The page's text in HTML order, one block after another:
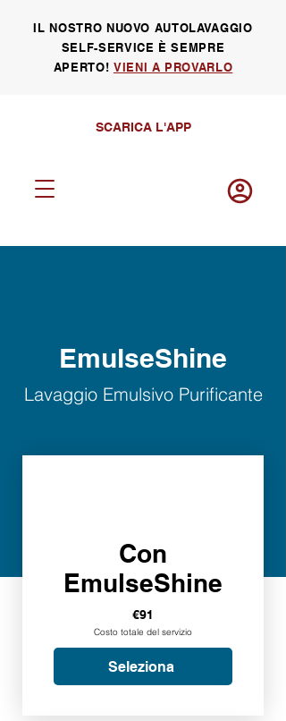
IL NOSTRO NUOVO AUTOLAVAGGIO
SELF-SERVICE È SEMPRE
APERTO! VIENI A PROVARLO
SCARICA L'APP
EmulseShine
Lavaggio Emulsivo Purificante
Con
EmulseShine
€91
Costo totale del servizio
Seleziona